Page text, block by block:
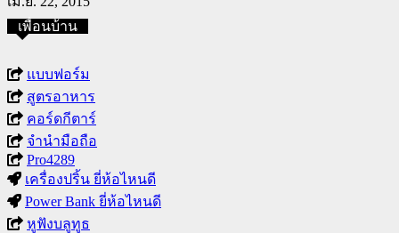
เพื่อนบ้าน
แบบฟอร์ม
สูตรอาหาร
คอร์ดกีตาร์
จำนำมือถือ
Pro4289
เครื่องปริ้น ยี่ห้อไหนดี
Power Bank ยี่ห้อไหนดี
หูฟังบลูทูธ